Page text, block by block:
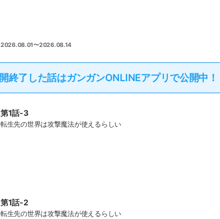
2026.08.01〜2026.08.14
終了した話はガンガンONLINEアプリで公開中！
第1話-3
転生先の世界は攻撃魔法が使えるらしい
第1話-2
転生先の世界は攻撃魔法が使えるらしい